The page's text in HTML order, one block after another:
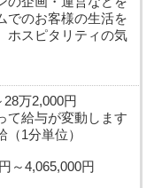
でのお客様の生活を
ホスピタリティの気
万2,000円
て給与が変動します
1分単位）
～4,065,000円